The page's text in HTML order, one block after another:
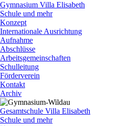
Gymnasium Villa Elisabeth
Schule und mehr
Konzept
Internationale Ausrichtung
Aufnahme
Abschlüsse
Arbeitsgemeinschaften
Schulleitung
Förderverein
Kontakt
Archiv
Gesamtschule Villa Elisabeth
Schule und mehr